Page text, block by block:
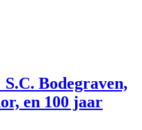
Bodegraven,
en 100 jaar